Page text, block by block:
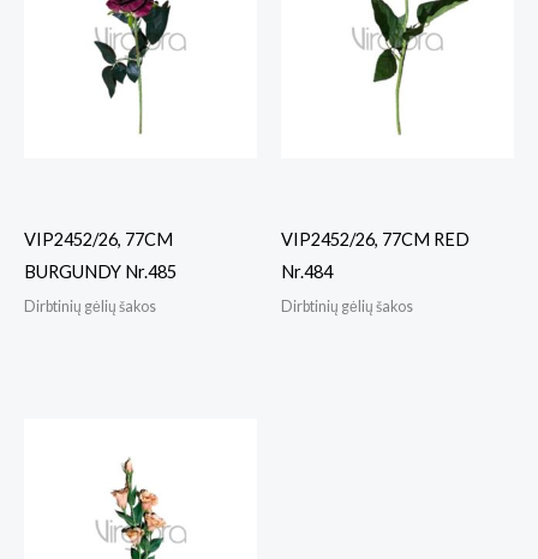
VIP2452/26, 77CM
BURGUNDY Nr.485
Dirbtinių gėlių šakos
VIP2452/26, 77CM RED
Nr.484
Dirbtinių gėlių šakos